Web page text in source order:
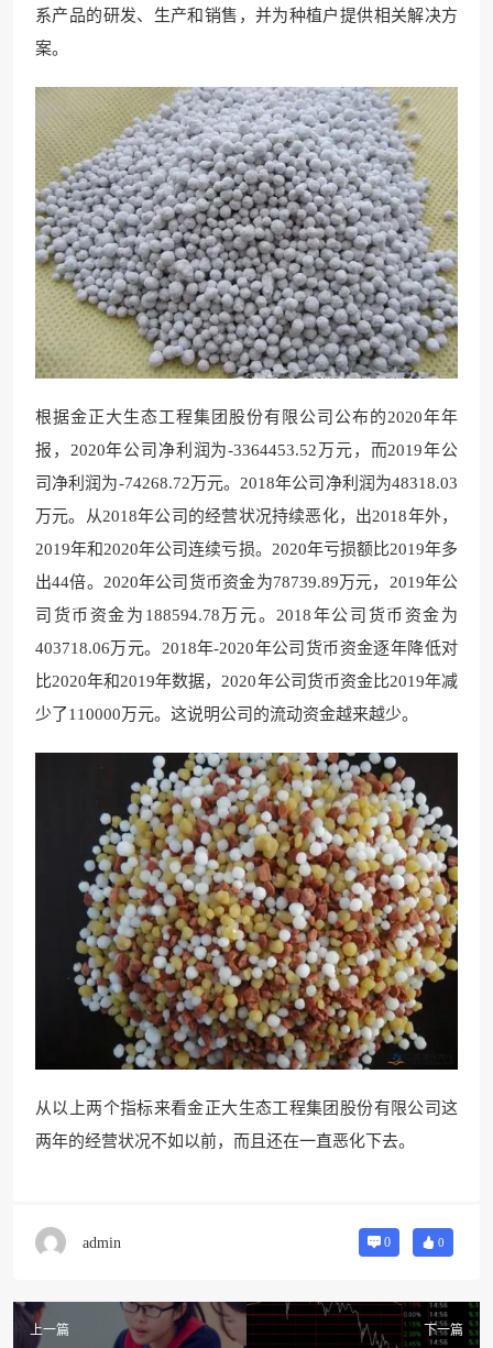
系产品的研发、生产和销售，并为种植户提供相关解决方
案。
根据金正大生态工程集团股份有限公司公布的2020年年
报，2020年公司净利润为-3364453.52万元，而2019年公
司净利润为-74268.72万元。2018年公司净利润为48318.03
万元。从2018年公司的经营状况持续恶化，出2018年外，
2019年和2020年公司连续亏损。2020年亏损额比2019年多
出44倍。2020年公司货币资金为78739.89万元，2019年公
司货币资金为188594.78万元。2018年公司货币资金为
403718.06万元。2018年-2020年公司货币资金逐年降低对
比2020年和2019年数据，2020年公司货币资金比2019年减
少了110000万元。这说明公司的流动资金越来越少。
从以上两个指标来看金正大生态工程集团股份有限公司这
两年的经营状况不如以前，而且还在一直恶化下去。
admin 0 0
上一篇
下一篇